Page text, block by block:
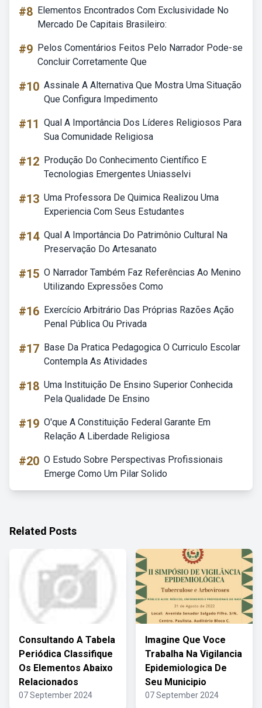
#8 Elementos Encontrados Com Exclusividade No
Mercado De Capitais Brasileiro:
#9 Pelos Comentários Feitos Pelo Narrador Pode-se
Concluir Corretamente Que
#10 Assinale A Alternativa Que Mostra Uma Situação
Que Configura Impedimento
#11 Qual A Importância Dos Líderes Religiosos Para
Sua Comunidade Religiosa
#12 Produção Do Conhecimento Científico E
Tecnologias Emergentes Uniasselvi
#13 Uma Professora De Quimica Realizou Uma
Experiencia Com Seus Estudantes
#14 Qual A Importância Do Patrimônio Cultural Na
Preservação Do Artesanato
#15 O Narrador Também Faz Referências Ao Menino
Utilizando Expressões Como
#16 Exercício Arbitrário Das Próprias Razões Ação
Penal Pública Ou Privada
#17 Base Da Pratica Pedagogica O Curriculo Escolar
Contempla As Atividades
#18 Uma Instituição De Ensino Superior Conhecida
Pela Qualidade De Ensino
#19 O'que A Constituição Federal Garante Em
Relação A Liberdade Religiosa
#20 O Estudo Sobre Perspectivas Profissionais
Emerge Como Um Pilar Solido
Related Posts
Consultando A Tabela
Periódica Classifique
Os Elementos Abaixo
Relacionados
07 September 2024
Imagine Que Voce
Trabalha Na Vigilancia
Epidemiologica De
Seu Municipio
07 September 2024